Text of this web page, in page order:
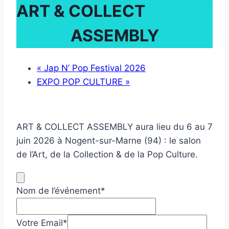
ART & COLLECT
ASSEMBLY
« Jap N’ Pop Festival 2026
EXPO POP CULTURE »
ART & COLLECT ASSEMBLY aura lieu du 6 au 7
juin 2026 à Nogent-sur-Marne (94) : le salon
de l’Art, de la Collection & de la Pop Culture.
Nom de l’événement*
Votre Email*